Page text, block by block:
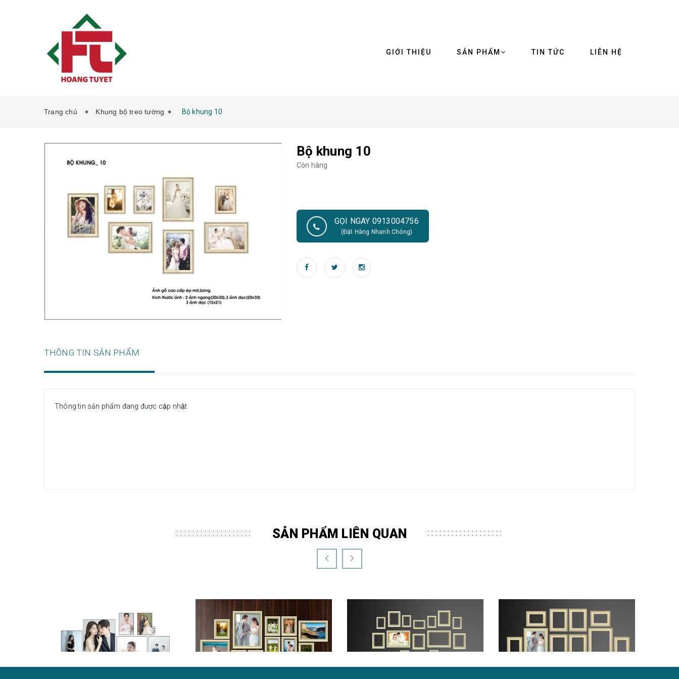
GIỚI THIỆU SẢN PHẨM TIN TỨC LIÊN HỆ
Trang chủ Khung bộ treo tường Bộ khung 10
Bộ khung 10
Còn hàng
GỌI NGAY 0913004756
(Đặt Hàng Nhanh Chóng)
THÔNG TIN SẢN PHẨM
Thông tin sản phẩm đang được cập nhật
SẢN PHẨM LIÊN QUAN